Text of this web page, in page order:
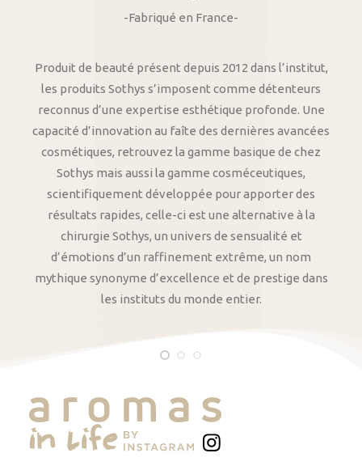
-Fabriqué en France-
Produit de beauté présent depuis 2012 dans l’institut,
les produits Sothys s’imposent comme détenteurs
reconnus d’une expertise esthétique profonde. Une
capacité d’innovation au faîte des dernières avancées
cosmétiques, retrouvez la gamme basique de chez
Sothys mais aussi la gamme cosméceutiques,
scientifiquement développée pour apporter des
résultats rapides, celle-ci est une alternative à la
chirurgie Sothys, un univers de sensualité et
d’émotions d’un raffinement extrême, un nom
mythique synonyme d’excellence et de prestige dans
les instituts du monde entier.